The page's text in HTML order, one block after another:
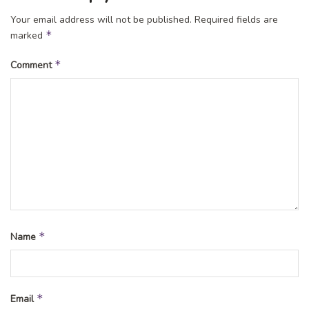
Your email address will not be published. Required fields are
marked *
Comment *
Name *
Email *